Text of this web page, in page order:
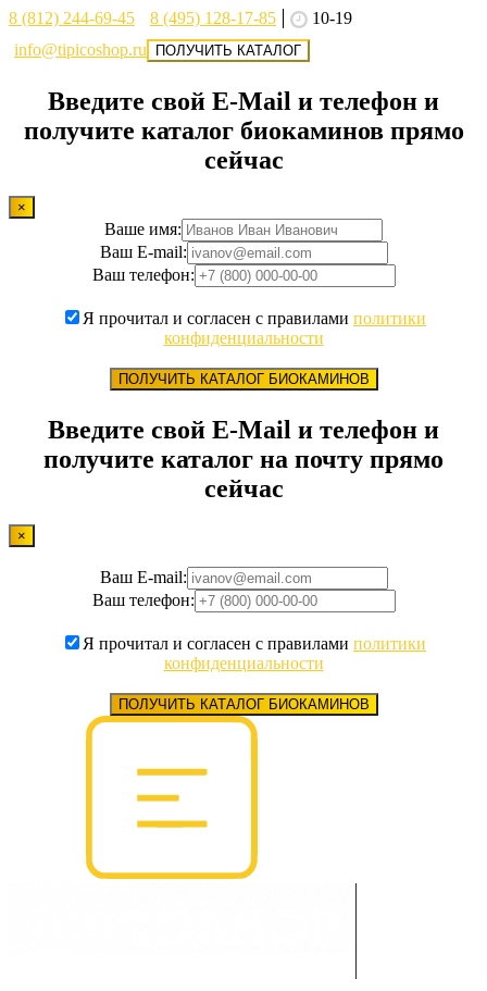
8 (812) 244-69-45 8 (495) 128-17-85
10-19
info@tipicoshop.ru
ПОЛУЧИТЬ КАТАЛОГ
Введите свой E-Mail и телефон и
получите каталог биокаминов прямо
сейчас
×
Ваше имя:
Ваш E-mail:
Ваш телефон:
Я прочитал и согласен с правилами политики
конфиденциальности
ПОЛУЧИТЬ КАТАЛОГ БИОКАМИНОВ
Введите свой E-Mail и телефон и
получите каталог на почту прямо
сейчас
×
Ваш E-mail:
Ваш телефон:
Я прочитал и согласен с правилами политики
конфиденциальности
ПОЛУЧИТЬ КАТАЛОГ БИОКАМИНОВ